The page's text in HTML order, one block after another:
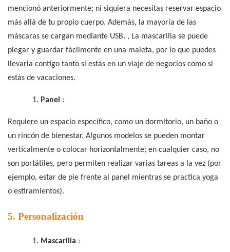
mencionó anteriormente; ni siquiera necesitas reservar espacio
más allá de tu propio cuerpo. Además, la mayoría de las
máscaras se cargan mediante USB. , La mascarilla se puede
plegar y guardar fácilmente en una maleta, por lo que puedes
llevarla contigo tanto si estás en un viaje de negocios como si
estás de vacaciones.
1. Panel :
Requiere un espacio específico, como un dormitorio, un baño o
un rincón de bienestar. Algunos modelos se pueden montar
verticalmente o colocar horizontalmente; en cualquier caso, no
son portátiles, pero permiten realizar varias tareas a la vez (por
ejemplo, estar de pie frente al panel mientras se practica yoga
o estiramientos).
5. Personalización
1. Mascarilla :